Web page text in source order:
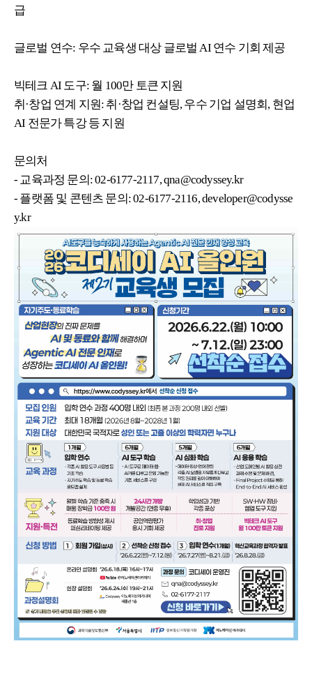
급
글로벌 연수: 우수 교육생 대상 글로벌AI 연수 기회 제공
빅테크 AI 도구: 월 100만 토큰 지원
취 ·창업 연계 지원: 취 ·창업 컨설팅,우수 기업 설명회, 현업
AI 전문가 특강 등 지원
문의처
- 교육과정 문의: 02-6177-2117, qna@codyssey.kr
- 플랫폼 및 콘텐츠 문의: 02-6177-2116, developer@codysse
y.kr